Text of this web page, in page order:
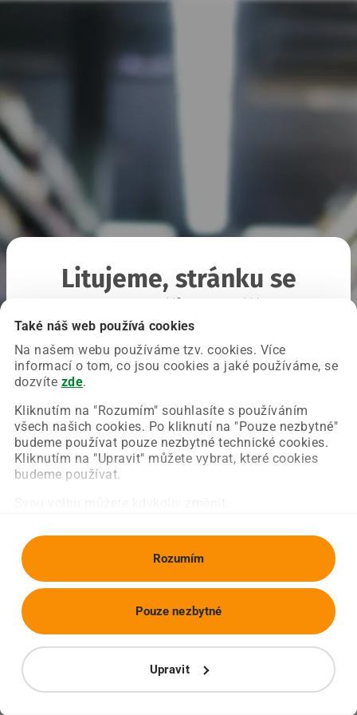
Také náš web používá cookies
Na našem webu používáme tzv. cookies. Více
informací o tom, co jsou cookies a jaké používáme, se
dozvíte zde.
Kliknutím na "Rozumím" souhlasíte s používáním
všech našich cookies. Po kliknutí na "Pouze nezbytné"
budeme používat pouze nezbytné technické cookies.
Kliknutím na "Upravit" můžete vybrat, které cookies
budeme používat.
Rozumím
Upravit
Pouze nezbytné
Litujeme, stránku se
Chyba nastala na naší straně a už ji opravujeme.
Zkuste prosím znovu načíst požadovanou stránku.
Obnovit stránku Úvodní strana